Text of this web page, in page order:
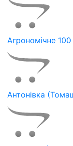
Агрономічне 100
Антонівка